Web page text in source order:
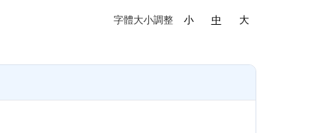
字體大小調整 小 中 大